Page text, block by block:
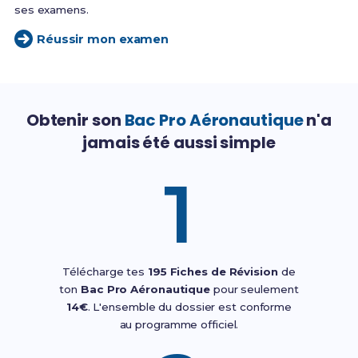
ses examens.
Réussir mon examen
Obtenir son Bac Pro Aéronautiquen'a
jamais été aussi simple
1
Télécharge tes 195 Fiches de Révisionde
ton Bac Pro Aéronautique pour seulement
14€. L'ensemble du dossier est conforme
au programme officiel.